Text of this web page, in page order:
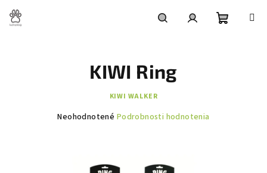
obsah
KIWI Ring
KIWI WALKER
Priemerné
Neohodnotené Podrobnosti hodnotenia